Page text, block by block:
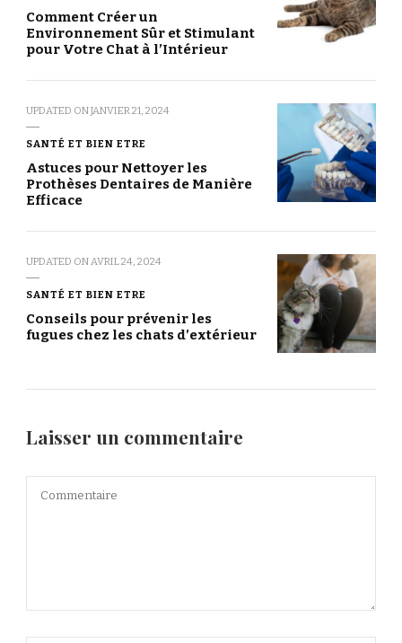
Comment Créer un
Environnement Sûr et Stimulant
pour Votre Chat à l’Intérieur
UPDATED ONJANVIER 21, 2024
SANTÉ ET BIEN ETRE
Astuces pour Nettoyer les
Prothèses Dentaires de Manière
Efficace
UPDATED ON AVRIL 24, 2024
SANTÉ ET BIEN ETRE
Conseils pour prévenir les
fugues chez les chats d’extérieur
Laisser un commentaire